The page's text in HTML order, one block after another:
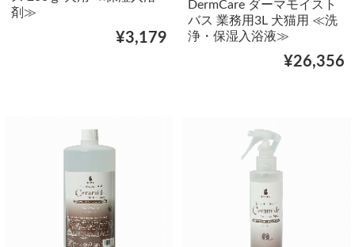
剤≫
¥3,179
DermCare ダーマモイスト
バス 業務用3L 犬猫用 ≪洗
浄・保湿入浴液≫
¥26,356